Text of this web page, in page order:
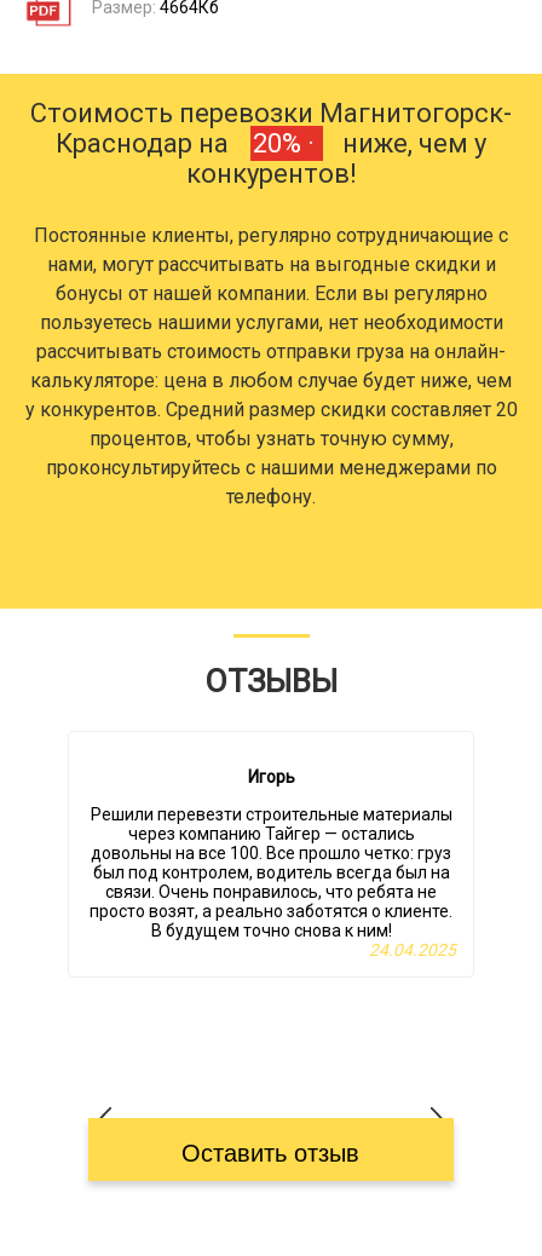
Размер: 4664Кб
Стоимость перевозки Магнитогорск-
Краснодар на
20% ·
ниже, чем у
конкурентов!
Постоянные клиенты, регулярно сотрудничающие с
нами, могут рассчитывать на выгодные скидки и
бонусы от нашей компании. Если вы регулярно
пользуетесь нашими услугами, нет необходимости
рассчитывать стоимость отправки груза на онлайн-
калькуляторе: цена в любом случае будет ниже, чем
у конкурентов. Средний размер скидки составляет 20
процентов, чтобы узнать точную сумму,
проконсультируйтесь с нашими менеджерами по
телефону.
ОТЗЫВЫ
Игорь
Решили перевезти строительные материалы
через компанию Тайгер — остались
довольны на все 100. Все прошло четко: груз
был под контролем, водитель всегда был на
связи. Очень понравилось, что ребята не
просто возят, а реально заботятся о клиенте.
В будущем точно снова к ним!
24.04.2025
Оставить отзыв